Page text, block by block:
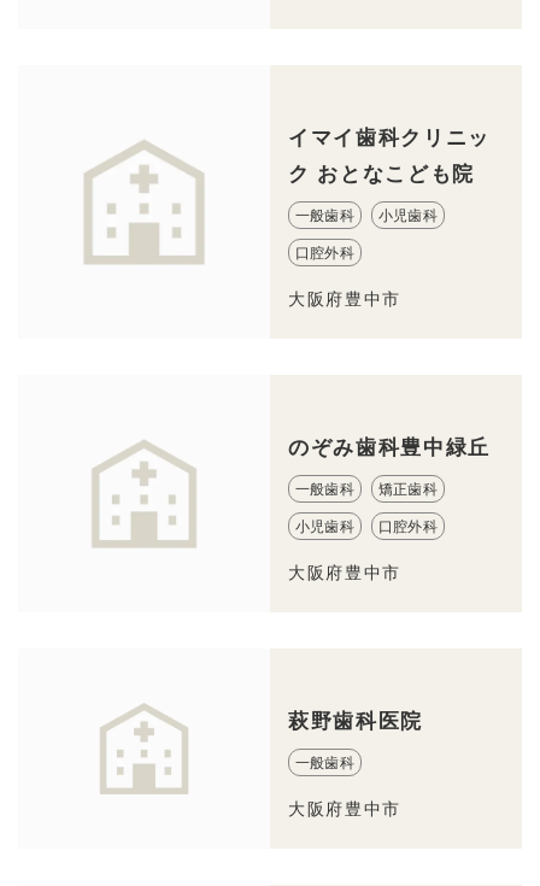
イマイ歯科クリニッ
ク おとなこども院
一般歯科 小児歯科
口腔外科
大阪府豊中市
のぞみ歯科豊中緑丘
一般歯科 矯正歯科
小児歯科 口腔外科
大阪府豊中市
萩野歯科医院
一般歯科
大阪府豊中市